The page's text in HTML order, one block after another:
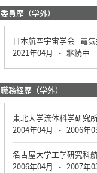
委員歴（学外）
日本航空宇宙学会 電
2021年04月
- 継続中
職務経歴（学外）
東北大学流体科学研
2004年04月
- 2006年
名古屋大学工学研究科
2006年04月
- 2007年